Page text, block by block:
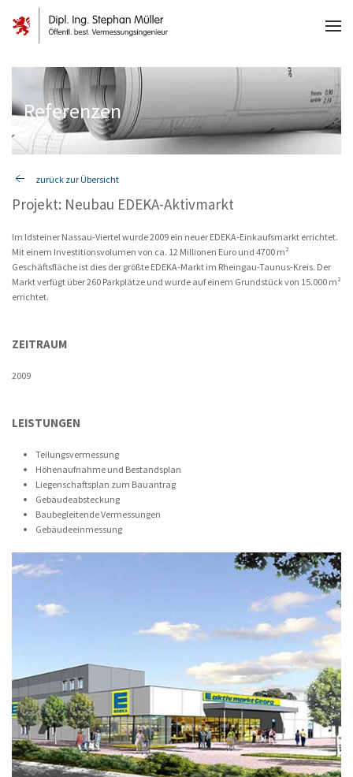
Referenzen
zurück zur Übersicht
Projekt: Neubau EDEKA-Aktivmarkt
Im Idsteiner Nassau-Viertel wurde 2009 ein neuer EDEKA-Einkaufsmarkt errichtet.
Mit einem Investitionsvolumen von ca. 12 Millionen Euro und 4700 m²
Geschäftsfläche ist dies der größte EDEKA-Markt im Rheingau-Taunus-Kreis. Der
Markt verfügt über 260 Parkplätze und wurde auf einem Grundstück von 15.000 m²
errichtet.
ZEITRAUM
2009
LEISTUNGEN
Teilungsvermessung
Höhenaufnahme und Bestandsplan
Liegenschaftsplan zum Bauantrag
Gebäudeabsteckung
Baubegleitende Vermessungen
Gebäudeeinmessung